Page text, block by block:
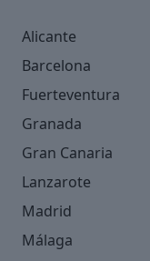
Alicante
Barcelona
Fuerteventura
Granada
Gran Canaria
Lanzarote
Madrid
Málaga